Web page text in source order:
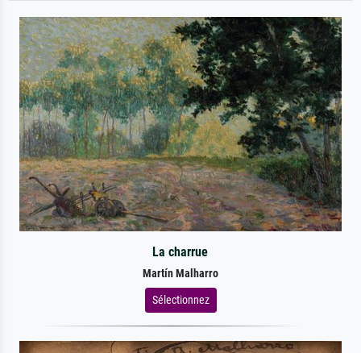
La charrue
Martín Malharro
Sélectionnez